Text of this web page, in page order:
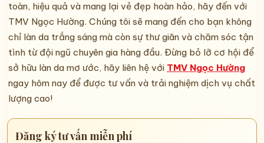
toàn, hiệu quả và mang lại vẻ đẹp hoàn hảo, hãy đến với
TMV Ngọc Hường. Chúng tôi sẽ mang đến cho bạn không
chỉ làn da trắng sáng mà còn sự thư giãn và chăm sóc tận
tình từ đội ngũ chuyên gia hàng đầu. Đừng bỏ lỡ cơ hội để
sở hữu làn da mơ ước, hãy liên hệ với TMV Ngọc Hường
ngay hôm nay để được tư vấn và trải nghiệm dịch vụ chất
lượng cao!
Đăng ký tư vấn miễn phí